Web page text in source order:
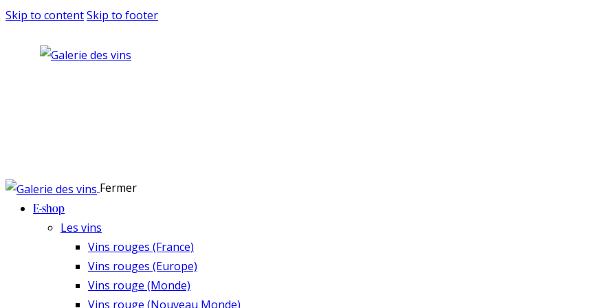
Skip to contentSkip to footer
Fermer
E-shop
Les vins
Vins rouges (France)
Vins rouges (Europe)
Vins rouge (Monde)
Vins rouge (Nouveau Monde)